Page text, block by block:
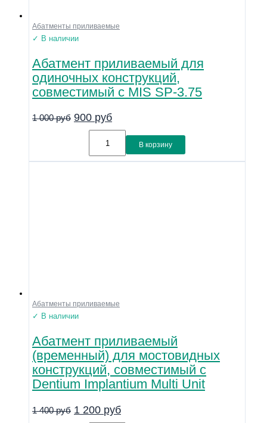
Абатменты приливаемые
✓ В наличии
Абатмент приливаемый для
одиночных конструкций,
совместимый с MIS SP-3.75
1 000руб 900 руб
В корзину
Абатменты приливаемые
✓ В наличии
Абатмент приливаемый
(временный) для мостовидных
конструкций, совместимый с
Dentium Implantium Multi Unit
1 400руб 1 200 руб